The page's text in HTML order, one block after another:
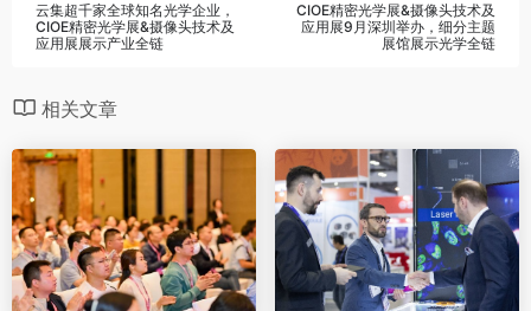
云集超千家全球知名光学企业，
CIOE精密光学展&摄像头技术及
应用展展示产业全链
CIOE精密光学展&摄像头技术及
应用展9月深圳举办，细分主题
展馆展示光学全链
相关文章